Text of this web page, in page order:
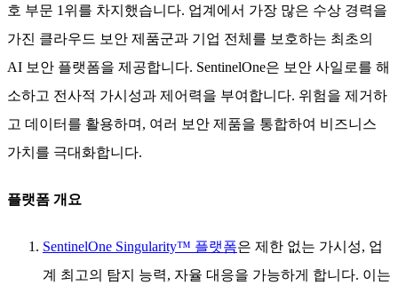
호 부문 1위를 차지했습니다. 업계에서 가장 많은 수상 경력을
가진 클라우드 보안 제품군과 기업 전체를 보호하는 최초의
AI 보안 플랫폼을 제공합니다. SentinelOne은 보안 사일로를 해
소하고 전사적 가시성과 제어력을 부여합니다. 위험을 제거하
고 데이터를 활용하며, 여러 보안 제품을 통합하여 비즈니스
가치를 극대화합니다.
플랫폼 개요
SentinelOne Singularity™ 플랫폼은 제한 없는 가시성, 업
계 최고의 탐지 능력, 자율 대응을 가능하게 합니다. 이는